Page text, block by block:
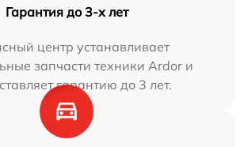
Гарантия до 3-х лет
центр устанавливает
запчасти техники Ardor и
гарантию до 3 лет.